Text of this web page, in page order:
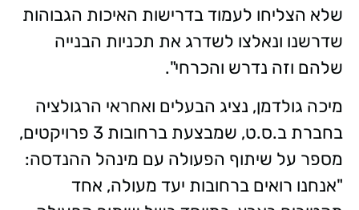
שלא הצליחו לעמוד בדרישות האיכות הגבוהות
שדרשנו ונאלצו לשדרג את תכניות הבנייה
שלהם וזה נדרש והכרחי".
מיכה גולדמן, נציג הבעלים ואחראי הרגולציה
בחברת ב.ס.ט, שמבצעת ברחובות 3 פרויקטים,
מספר על שיתוף הפעולה עם מינהל ההנדסה:
"אנחנו רואים ברחובות יעד מעולה, אחד